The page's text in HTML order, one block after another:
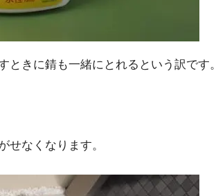
きに錆も一緒にとれるという訳です。
せなくなります。